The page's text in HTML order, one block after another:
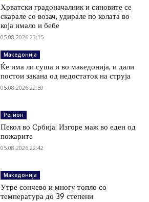
Хрватски градоначалник и синовите се
скарале со возач, удирале по колата во
која имало и бебе
05.08.2026 23:15
Македонија
Ќе има ли суша и во македонија, и дали
постои закана од недостаток на струја
05.08.2026 22:59
Регион
Пекол во Србија: Изгоре маж во еден од
пожарите
05.08.2026 22:42
Македонија
Утре сончево и многу топло со
температура до 39 степени